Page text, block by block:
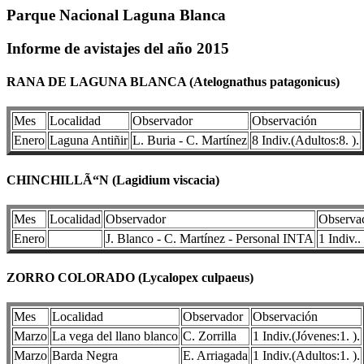
Parque Nacional Laguna Blanca
Informe de avistajes del año 2015
RANA DE LAGUNA BLANCA (Atelognathus patagonicus)
Mes Localidad Observador
Observación
Enero Laguna Antiñir L. Buria - C. Martínez 8 Indiv.(Adultos:8. ).
CHINCHILLÃ“N (Lagidium viscacia)
Mes Localidad Observador
Enero
J. Blanco - C. Martínez - Personal INTA 1 Indiv..
ZORRO COLORADO (Lycalopex culpaeus)
Mes Localidad Observador
Observación
Marzo La vega del llano blanco C. Zorrilla
1 Indiv.(Jóvenes:1. ).
Marzo Barda Negra E. Arriagada 1 Indiv.(Adultos:1. ).